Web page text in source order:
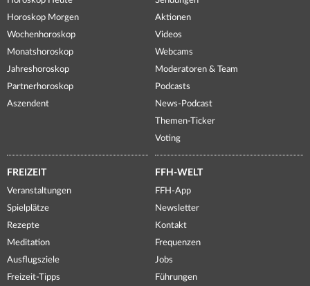
Horoskop Morgen
Wochenhoroskop
Monatshoroskop
Jahreshoroskop
Partnerhoroskop
Aszendent
Aktionen
Videos
Webcams
Moderatoren & Team
Podcasts
News-Podcast
Themen-Ticker
Voting
FREIZEIT
Veranstaltungen
Spielplätze
Rezepte
Meditation
Ausflugsziele
Freizeit-Tipps
FFH-WELT
FFH-App
Newsletter
Kontakt
Frequenzen
Jobs
Führungen